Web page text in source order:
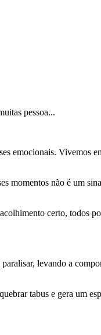
pessoa...
emocionais. Vivemos
momentos não é um
certo, todos
levando a
tabus e gera um